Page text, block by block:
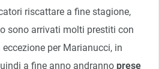
riscattare a fine stagione,
sono arrivati molti prestiti con
per Marianucci, in
a fine anno andranno prese